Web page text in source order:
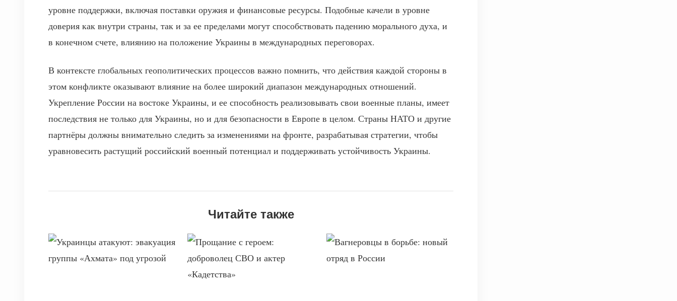
уровне поддержки, включая поставки оружия и финансовые ресурсы. Подобные качели в уровне
доверия как внутри страны, так и за ее пределами могут способствовать падению морального духа, и
в конечном счете, влиянию на положение Украины в международных переговорах.
В контексте глобальных геополитических процессов важно помнить, что действия каждой стороны в
этом конфликте оказывают влияние на более широкий диапазон международных отношений.
Укрепление России на востоке Украины, и ее способность реализовывать свои военные планы, имеет
последствия не только для Украины, но и для безопасности в Европе в целом. Страны НАТО и другие
партнёры должны внимательно следить за изменениями на фронте, разрабатывая стратегии, чтобы
уравновесить растущий российский военный потенциал и поддерживать устойчивость Украины.
Читайте также